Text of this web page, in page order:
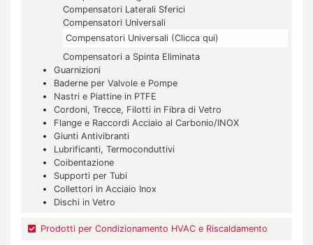
Compensatori Laterali Sferici
Compensatori Universali
Compensatori Universali (Clicca qui)
Compensatori a Spinta Eliminata
Guarnizioni
Baderne per Valvole e Pompe
Nastri e Piattine in PTFE
Cordoni, Trecce, Filotti in Fibra di Vetro
Flange e Raccordi Acciaio al Carbonio/INOX
Giunti Antivibranti
Lubrificanti, Termoconduttivi
Coibentazione
Supporti per Tubi
Collettori in Acciaio Inox
Dischi in Vetro
Prodotti per Condizionamento HVAC e Riscaldamento